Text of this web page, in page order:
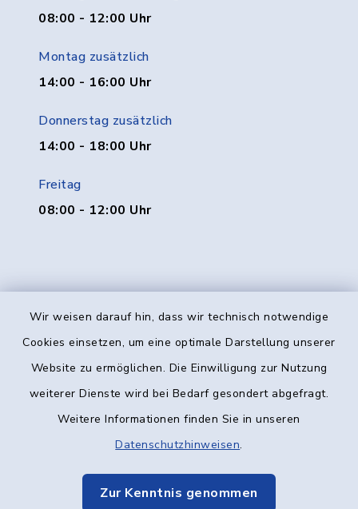
Wir weisen darauf hin, dass wir technisch notwendige
Cookies einsetzen, um eine optimale Darstellung unserer
Website zu ermöglichen. Die Einwilligung zur Nutzung
weiterer Dienste wird bei Bedarf gesondert abgefragt.
Weitere Informationen finden Sie in unseren
Datenschutzhinweisen.
Zur Kenntnis genommen
08:00 - 12:00 Uhr
Montag zusätzlich
14:00 - 16:00 Uhr
Donnerstag zusätzlich
14:00 - 18:00 Uhr
Freitag
08:00 - 12:00 Uhr
Kontakt
Datenschutz